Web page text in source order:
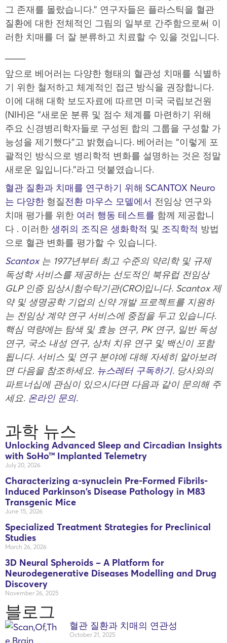
그 존재를 몰랐습니다.” 연구자들은 플라스틱을 혈관
질환에 대한 전체적인 그림의 일부로 간주함으로써 이
러한 치매를 더 잘 분류하고 치료할 수 있을 것입니다.
앞으로 베어러는 다양한 형태의 혈관성 치매를 식별하
기 위한 철저하고 체계적인 접근 방식을 권장합니다.
이에 대해 대학 보도자료에 따르면 미국 국립보건원
(NIH)은 “새로운 분류 및 점수 체계를 마련하기 위해
주요 신경병리학자들로 구성된 합의 그룹을 구성할 가
능성을 제기했다”고 밝혔습니다. 베어러는 “이렇게 포
괄적인 방식으로 병리학적 변화를 설명하는 것은 정말
새로운 일입니다.”라고 덧붙였습니다.
혈관 질환과 치매를 연구하기 위해 SCANTOX Neuro
는 다양한 형질전환 마우스 모델에서 전임상 연구와
치매 평가를 위한 여러 행동 테스트를 함께 제공합니
다 . 이러한 생쥐의 조직은 생화학적 및 조직학적 방법
으로 혈관 변화를 평가할 수 있습니다.
Scantox는 1977년부터 최고 수준의 약리학 및 규제
독성학 서비스를 제공하는 선도적인 북유럽 전임상
GLP 인증 임상시험수탁기관(CRO)입니다. Scantox 제
약 및 생명공학 기업의 신약 개발 프로젝트를 지원하
는 전임상 계약 연구 서비스에 중점을 두고 있습니다.
핵심 역량에는 탐색 및 효능 연구, PK 연구, 일반 독성
연구, 국소 내성 연구, 상처 치유 연구 및 백신이 포함
됩니다. 서비스 및 연구 분야에 대해 자세히 알아보려
면 다음을 참조하세요. 뉴스레터 구독하기. 당사와의
파트너십에 관심이 있으시다면 다음과 같이 문의해 주
세요. 온라인 문의.
과학 뉴스
Unlocking Advanced Sleep and Circadian Insights
with SoHo™ Implanted Telemetry
July 20, 2026
Characterizing α-synuclein Pre-Formed Fibrils-
Induced Parkinson’s Disease Pathology in M83
Transgenic Mice
June 15, 2026
Specialized Treatment Strategies for Preclinical
Studies
March 26, 2026
3D Neural Spheroids – A Platform for
Neurodegenerative Diseases Modelling and Drug
Discovery
November 26, 2025
블로그
혈관 질환과 치매의 연관성
October 21, 2025